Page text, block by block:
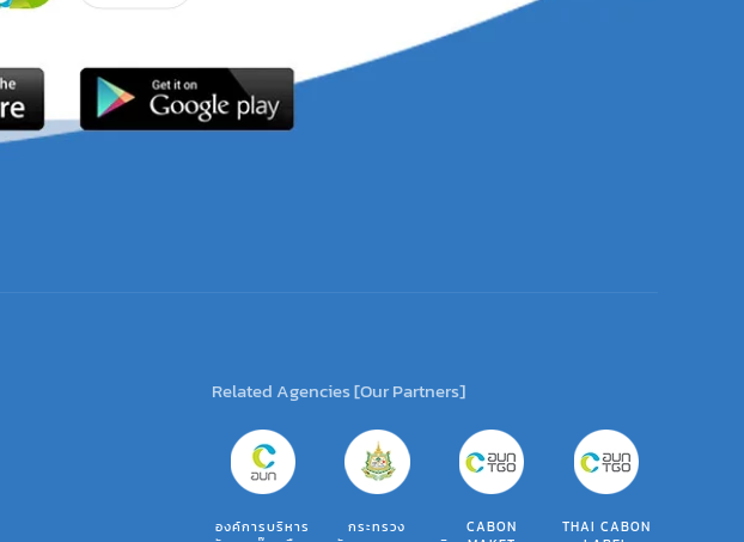
Related Agencies [Our Partners]
องค์การบริหาร
กระทรวง
CABON
THAI CABON